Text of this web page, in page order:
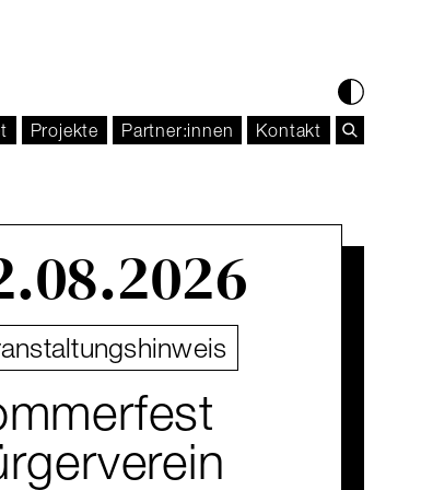
Projekte Partner:innen Kontakt